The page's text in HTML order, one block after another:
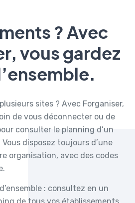
? Avec
vous gardez
sites ? Avec Forganiser,
de vous déconnecter ou de
consulter le planning d’un
disposez toujours d’une
organisation, avec des codes
: consultez en un